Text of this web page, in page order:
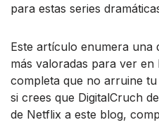
para estas series
Este artículo enumera una
más valoradas para ver
completa que no arruine
si crees que DigitalCruch
de Netflix a este blog,